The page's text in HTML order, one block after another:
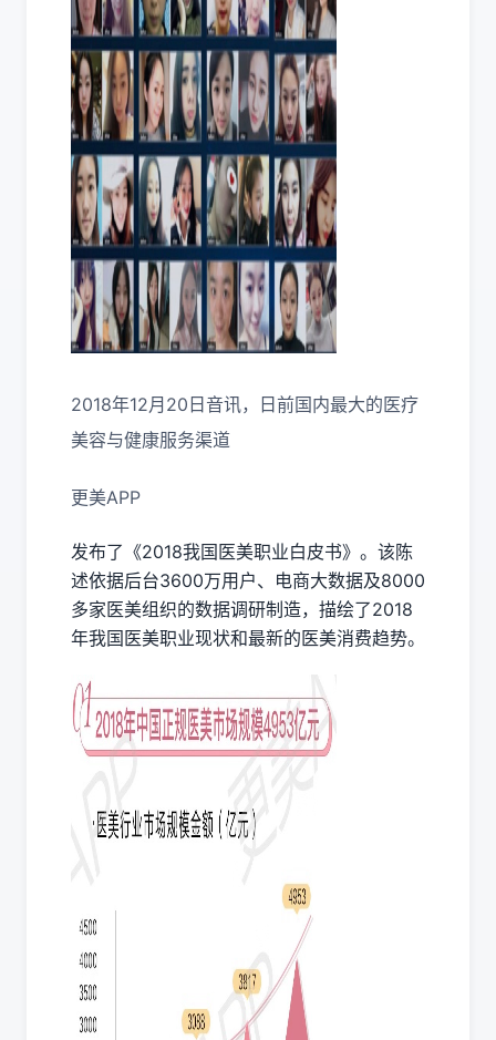
2018年12月20日音讯，日前国内最大的医疗
美容与健康服务渠道
更美APP
发布了《2018我国医美职业白皮书》。该陈
述依据后台3600万用户、电商大数据及8000
多家医美组织的数据调研制造，描绘了2018
年我国医美职业现状和最新的医美消费趋势。